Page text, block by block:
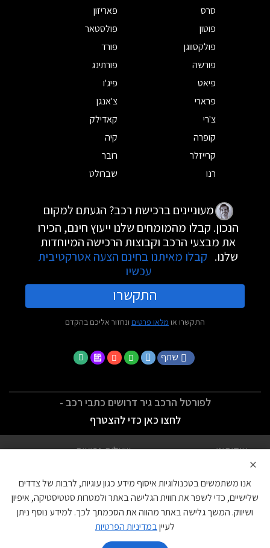
סרס
פאריזון
פוטון
פולסטאר
פולקסווגן
פורד
פורשה
פורתינג
פיאט
פיג'ו
פרארי
צ'אנגן
צ'רי
קאדילק
קופרה
קיה
קרייזלר
רובר
רנו
שברולט
מעוניינים ברכישת רכב? הגעתם למקום
הנכון. קבלו מהמומחים שלנו ייעוץ חינם, הכירו
את מבצעי הרכב וקבוצות הרכישה המיוחדות
שלנו. קבלו מאיתנו בחינם הצעה אטרקטיבית
עכשיו
התקשרו
התקשרו או מלאו פרטים ונחזור אליכם בהקדם
שתף
לפורטל הרכב גיר דרושים כתבי רכב -
לחצו כאן כדי להצטרף
אודותינו
שאלות נפוצות
הצהרת נגישות
צור קשר
עוגיות
×
אנו משתמשים בטכנולוגיות איסוף מידע כגון עוגיות, לרבות של צדדים
שלישיים, כדי לשפר את חווית הגלישה באתר ולמטרות סטטיסטיקה, איפיון
ושיווק. המשך גלישה באתר מהווה את הסכמתך לכך. למידע נוסף ניתן
לעייןבמדיניות הפרטיות